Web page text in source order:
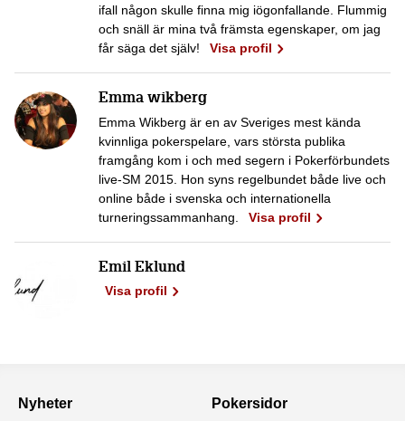
ifall någon skulle finna mig iögonfallande. Flummig
och snäll är mina två främsta egenskaper, om jag
får säga det själv!
Visa profil
Emma wikberg
Emma Wikberg är en av Sveriges mest kända
kvinnliga pokerspelare, vars största publika
framgång kom i och med segern i Pokerförbundets
live-SM 2015. Hon syns regelbundet både live och
online både i svenska och internationella
turneringssammanhang.
Visa profil
Emil Eklund
Visa profil
Nyheter Pokersidor